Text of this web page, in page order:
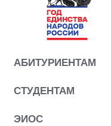
АБИТУРИЕНТАМ
СТУДЕНТАМ
ЭИОС